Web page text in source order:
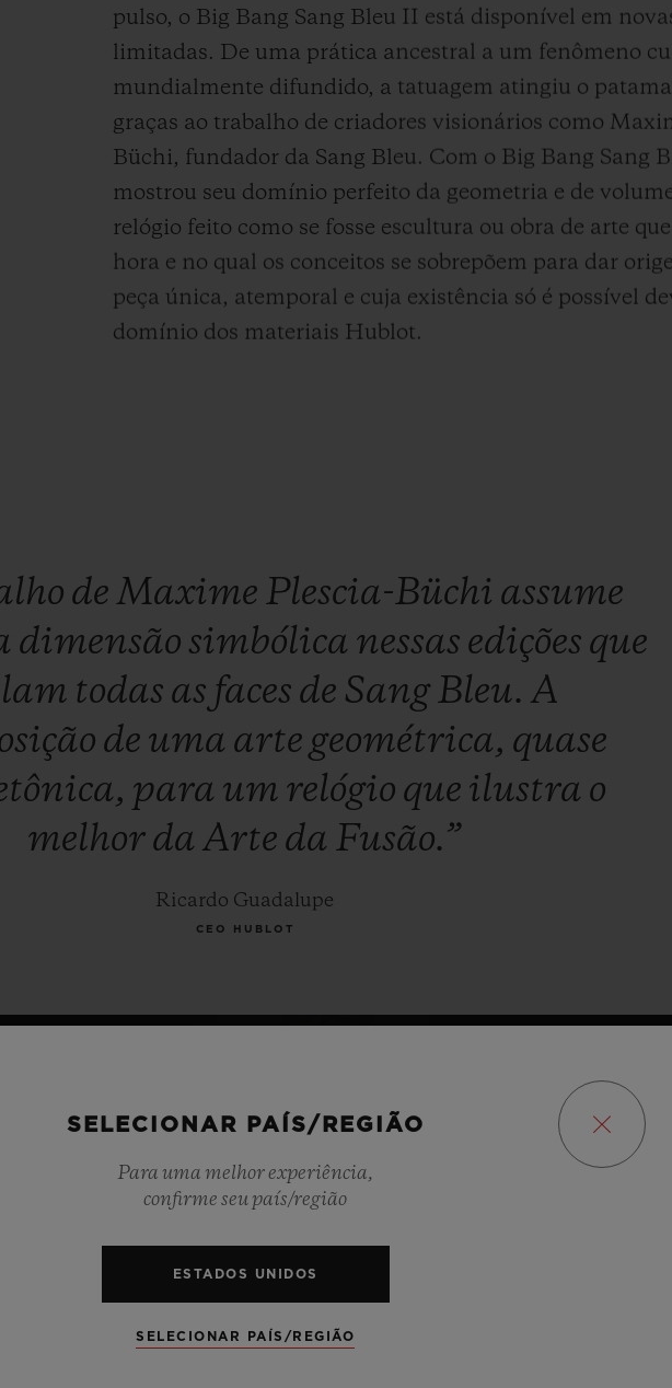
pulso, o Big Bang Sang Bleu II está disponível em
limitadas. De uma prática ancestral a um fenômeno
mundialmente difundido, a tatuagem atingiu o
graças ao trabalho de criadores visionários como
Büchi, fundador da Sang Bleu. Com o Big Bang Sang
mostrou seu domínio perfeito da geometria e de
relógio feito como se fosse escultura ou obra de arte
hora e no qual os conceitos se sobrepõem para dar
peça única, atemporal e cuja existência só é possível
domínio dos materiais Hublot.
deMaxime Plescia-Büchi assume
dimensão simbólica nessas edições que
todas as faces de SangBleu. A
de uma arte geométrica, quase
para um relógio que ilustra o
melhor daArte da Fusão.”
Ricardo Guadalupe
CEO HUBLOT
SELECIONAR PAÍS/REGIÃO
Para uma melhor experiência,
confirme seu país/região
ESTADOS UNIDOS
SELECIONAR PAÍS/REGIÃO